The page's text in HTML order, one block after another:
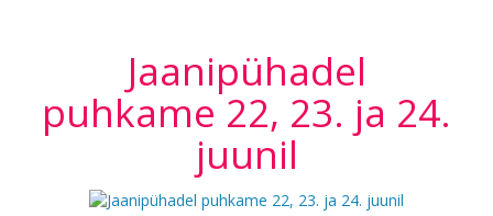
Jaanipühadel
puhkame 22, 23. ja 24.
juunil